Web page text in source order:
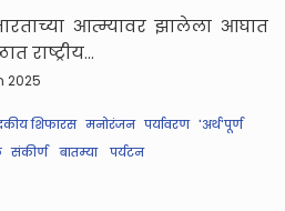
आत्म्यावर झालेला आघात
राष्ट्रीय...
2025
शिफारस मनोरंजन पर्यावरण 'अर्थ'पूर्ण
संकीर्ण बातम्या पर्यटन